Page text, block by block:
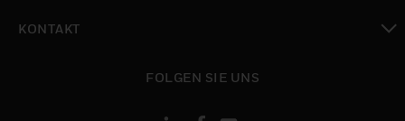
KONTAKT
FOLGEN SIE UNS